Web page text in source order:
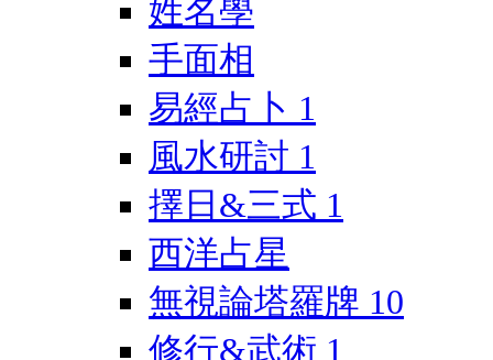
姓名學
手面相
易經占卜 1
風水研討 1
擇日&三式 1
西洋占星
無視論塔羅牌 10
修行&武術 1